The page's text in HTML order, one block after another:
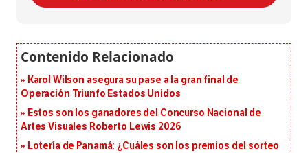
Karol Wilson asegura su pase a la gran final de
Operación Triunfo Estados Unidos
Estos son los ganadores del Concurso Nacional de
Artes Visuales Roberto Lewis 2026
Lotería de Panamá: ¿Cuáles son los premios del sorteo